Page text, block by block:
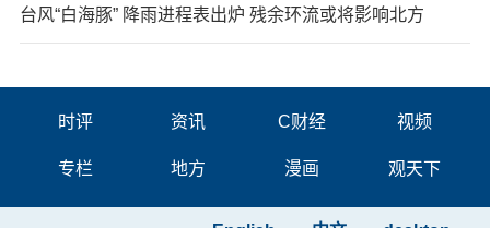
台风“白海豚” 降雨进程表出炉 残余环流或将影响北方
时评 资讯 C财经 视频
专栏 地方 漫画 观天下